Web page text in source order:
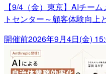
【9/4（金）東京】AIチー
トセンター～顧客体験向上
開催前2026年9月4日(金)